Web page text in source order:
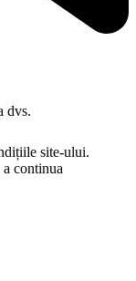
dvs.
site-ului.
continua